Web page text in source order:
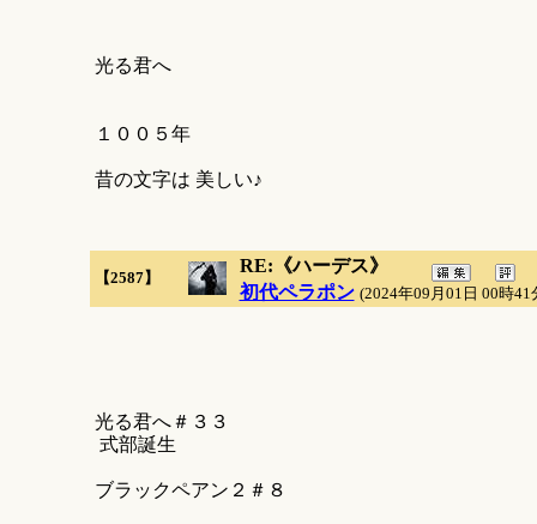
光る君へ
１００５年
昔の文字は 美しい♪
【2587】
RE:《ハーデス》
初代ペラポン (2024年09月01日 00時41
光る君へ＃３３
式部誕生
ブラックペアン２＃８